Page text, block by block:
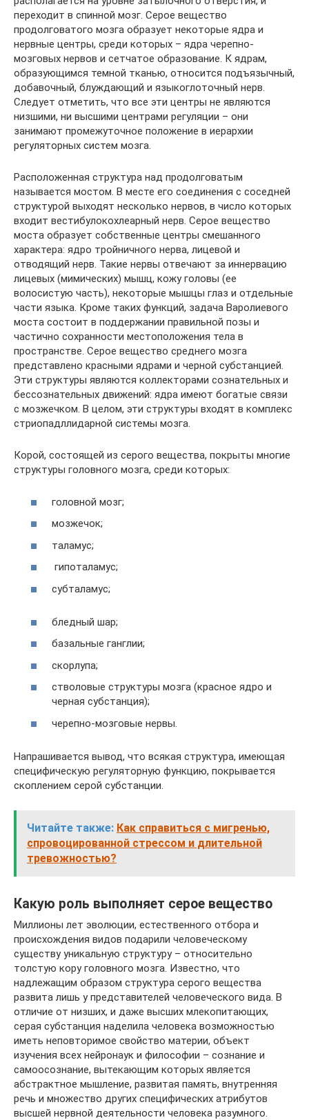
переходит в спинной мозг. Серое вещество
продолговатого мозга образует некоторые ядра и
нервные центры, среди которых – ядра черепно-
мозговых нервов и сетчатое образование. К ядрам,
образующимся темной тканью, относится подъязычный,
добавочный, блуждающий и языкоглоточный нерв.
Следует отметить, что все эти центры не являются
низшими, ни высшими центрами регуляции – они
занимают промежуточное положение в иерархии
регуляторных систем мозга.
Расположенная структура над продолговатым
называется мостом. В месте его соединения с соседней
структурой выходят несколько нервов, в число которых
входит вестибулокохлеарный нерв. Серое вещество
моста образует собственные центры смешанного
характера: ядро тройничного нерва, лицевой и
отводящий нерв. Такие нервы отвечают за иннервацию
лицевых (мимических) мышц, кожу головы (ее
волосистую часть), некоторые мышцы глаз и отдельные
части языка. Кроме таких функций, задача Варолиевого
моста состоит в поддержании правильной позы и
частично сохранности местоположения тела в
пространстве. Серое вещество среднего мозга
представлено красными ядрами и черной субстанцией.
Эти структуры являются коллекторами сознательных и
бессознательных движений: ядра имеют богатые связи
с мозжечком. В целом, эти структуры входят в комплекс
стриопадллидарной системы мозга.
Корой, состоящей из серого вещества, покрыты многие
структуры головного мозга, среди которых:
головной мозг;
мозжечок;
таламус;
гипоталамус;
субталамус;
бледный шар;
базальные ганглии;
скорлупа;
стволовые структуры мозга (красное ядро и
черная субстанция);
черепно-мозговые нервы.
Напрашивается вывод, что всякая структура, имеющая
специфическую регуляторную функцию, покрывается
скоплением серой субстанции.
Читайте также: Как справиться с мигренью,
спровоцированной стрессом и длительной
тревожностью?
Какую роль выполняет серое вещество
Миллионы лет эволюции, естественного отбора и
происхождения видов подарили человеческому
существу уникальную структуру – относительно
толстую кору головного мозга. Известно, что
надлежащим образом структура серого вещества
развита лишь у представителей человеческого вида. В
отличие от низших, и даже высших млекопитающих,
серая субстанция наделила человека возможностью
иметь неповторимое свойство материи, объект
изучения всех нейронаук и философии – сознание и
самоосознание, вытекающим которых является
абстрактное мышление, развитая память, внутренняя
речь и множество других специфических атрибутов
высшей нервной деятельности человека разумного.